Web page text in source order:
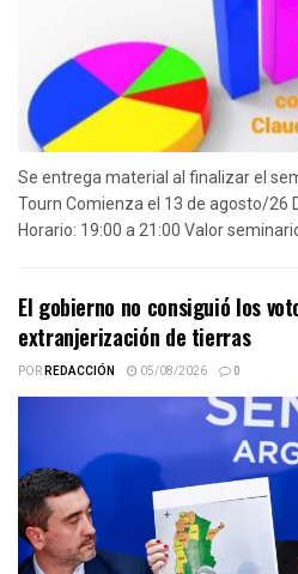
Se entrega material al finalizar el
Tourn Comienza el 13 de agosto/26
Horario: 19:00 a 21:00 Valor
El gobierno no consiguió los
extranjerización de tierras
PORREDACCIÓN 05/08/2026 0